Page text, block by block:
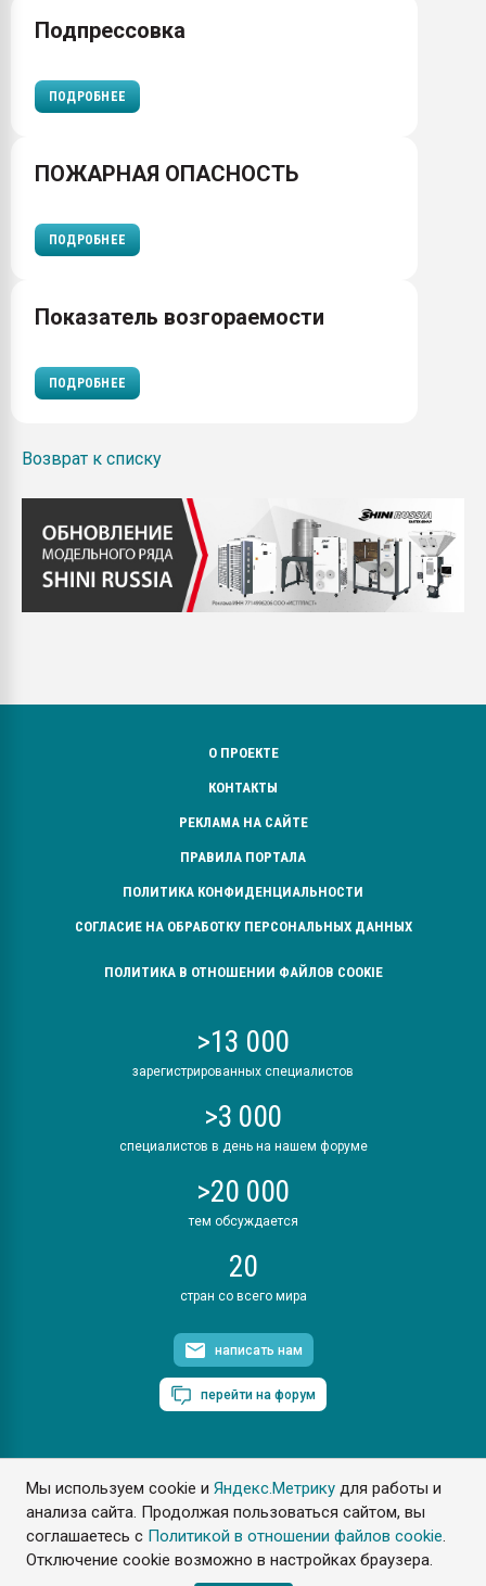
Мы используем cookie иЯндекс.Метрику для работы и
анализа сайта. Продолжая пользоваться сайтом, вы
соглашаетесь с Политикой в отношении файлов cookie.
Отключение cookie возможно в настройках браузера.
Подпрессовка
ПОДРОБНЕЕ
ПОЖАРНАЯ ОПАСНОСТЬ
ПОДРОБНЕЕ
Показатель возгораемости
ПОДРОБНЕЕ
Возврат к списку
О ПРОЕКТЕ
КОНТАКТЫ
РЕКЛАМА НА САЙТЕ
ПРАВИЛА ПОРТАЛА
ПОЛИТИКА КОНФИДЕНЦИАЛЬНОСТИ
СОГЛАСИЕ НА ОБРАБОТКУ ПЕРСОНАЛЬНЫХ ДАННЫХ
ПОЛИТИКА В ОТНОШЕНИИ ФАЙЛОВ COOKIE
>13 000
зарегистрированных специалистов
>3 000
специалистов в день на нашем форуме
>20 000
тем обсуждается
20
стран со всего мира
написать нам
перейти на форум
ПластЭксперт © 2006. Все права защищены
Разрешается копирование материалов сайта с обязательной
ссылкой на www.e-plastic.ru
Разработка сайта